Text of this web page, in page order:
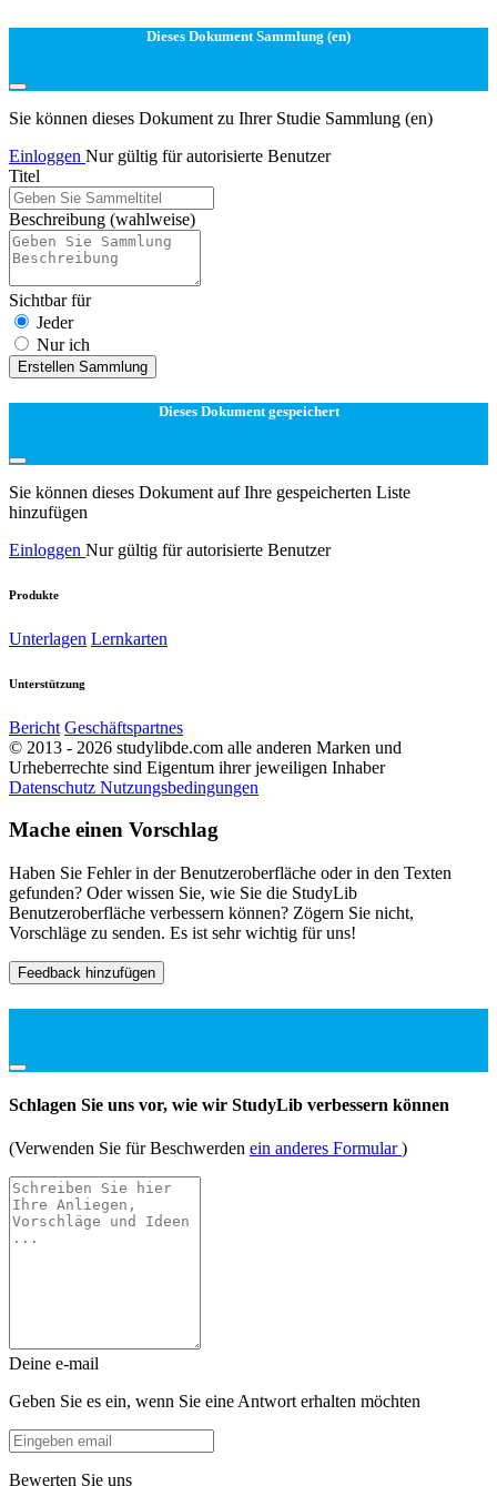
Dieses Dokument Sammlung (en)
Sie können dieses Dokument zu Ihrer Studie Sammlung (en)
Einloggen Nur gültig für autorisierte Benutzer
Titel
Beschreibung (wahlweise)
Sichtbar für
Jeder
Nur ich
Erstellen Sammlung
Dieses Dokument gespeichert
Sie können dieses Dokument auf Ihre gespeicherten Liste
hinzufügen
Einloggen Nur gültig für autorisierte Benutzer
Produkte
Unterlagen Lernkarten
Unterstützung
Bericht Geschäftspartnes
© 2013 - 2026 studylibde.com alle anderen Marken und
Urheberrechte sind Eigentum ihrer jeweiligen Inhaber
Datenschutz Nutzungsbedingungen
Mache einen Vorschlag
Haben Sie Fehler in der Benutzeroberfläche oder in den Texten
gefunden? Oder wissen Sie, wie Sie die StudyLib
Benutzeroberfläche verbessern können? Zögern Sie nicht,
Vorschläge zu senden. Es ist sehr wichtig für uns!
Feedback hinzufügen
Schlagen Sie uns vor, wie wir StudyLib verbessern können
(Verwenden Sie für Beschwerden ein anderes Formular)
Deine e-mail
Geben Sie es ein, wenn Sie eine Antwort erhalten möchten
Bewerten Sie uns